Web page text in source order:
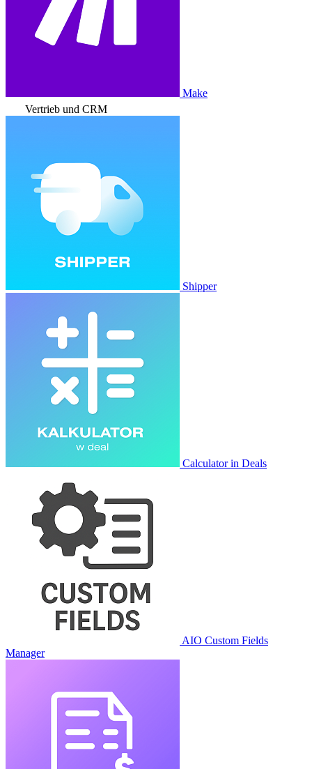
Make
Vertrieb und CRM
Shipper
Calculator in Deals
AIO Custom Fields
Manager